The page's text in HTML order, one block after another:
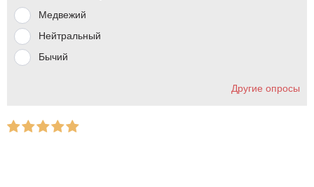
Медвежий
Нейтральный
Бычий
Другие опросы